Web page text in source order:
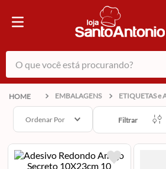
O que você está procurando?
EMBALAGENS ETIQUETAS e
Ordenar Por Filtrar